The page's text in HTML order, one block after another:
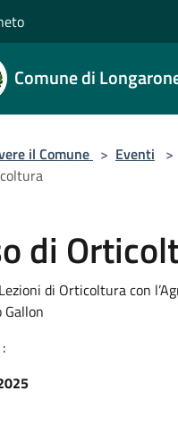
Comune di
il Comune > Eventi >
di
di Orticoltura con
Gallon